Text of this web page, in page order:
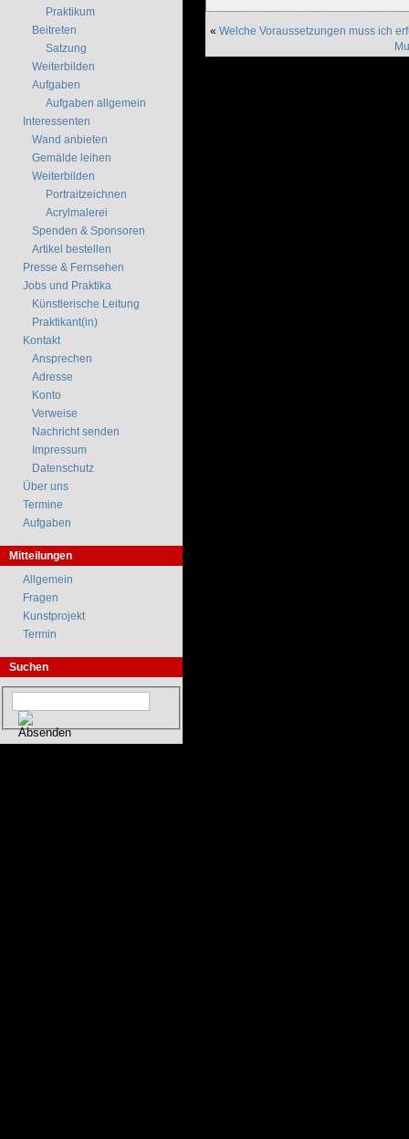
« Welche Voraussetzungen muss ich
Praktikum
Beitreten
Satzung
Weiterbilden
Aufgaben
Aufgaben allgemein
Interessenten
Wand anbieten
Gemälde leihen
Weiterbilden
Portraitzeichnen
Acrylmalerei
Spenden & Sponsoren
Artikel bestellen
Presse & Fernsehen
Jobs und Praktika
Künstlerische Leitung
Praktikant(in)
Kontakt
Ansprechen
Adresse
Konto
Verweise
Nachricht senden
Impressum
Datenschutz
Über uns
Termine
Aufgaben
Mitteilungen
Allgemein
Fragen
Kunstprojekt
Termin
Suchen